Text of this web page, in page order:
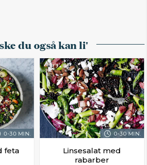
du også kan li'
0-30 MIN.
feta
0-30 MIN.
Linsesalat med
rabarber